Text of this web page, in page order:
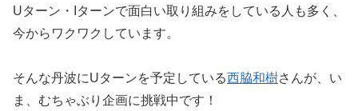
Uターン・Iターンで面白い取り組みをしている人も多く、
今からワクワクしています。
そんな丹波にUターンを予定している西脇和樹さんが、い
ま、むちゃぶり企画に挑戦中です！